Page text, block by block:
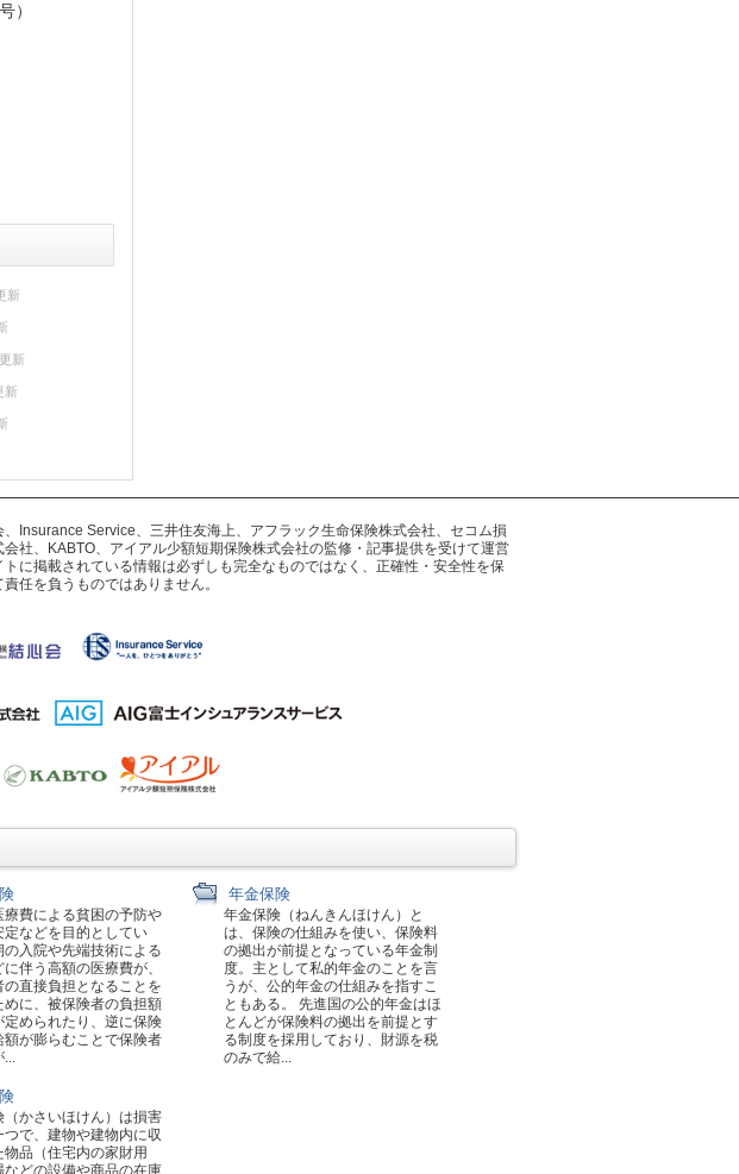
）
新
新
新
Insurance Service、三井住友海上、アフラック生命保険株式会社、セコム損
社、KABTO、アイアル少額短期保険株式会社の監修・記事提供を受けて運営
に掲載されている情報は必ずしも完全なものではなく、正確性・安全性を保
任を負うものではありません。
療費による貧困の予防や
定などを目的としてい
の入院や先端技術による
伴う高額の医療費が、
の直接負担となることを
めに、被保険者の負担額
定められたり、逆に保険
額が膨らむことで保険者
...
年金保険
年金保険（ねんきんほけん）と
は、保険の仕組みを使い、保険料
の拠出が前提となっている年金制
度。主として私的年金のことを言
うが、公的年金の仕組みを指すこ
ともある。 先進国の公的年金はほ
とんどが保険料の拠出を前提とす
る制度を採用しており、財源を税
のみで給...
（かさいほけん）は損害
つで、建物や建物内に収
物品（住宅内の家財用
などの設備や商品の在庫